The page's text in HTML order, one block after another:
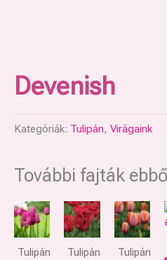
Devenish
Kategóriák: Tulipán, Virágaink
További fajták
Tulipán Tulipán Tulipán